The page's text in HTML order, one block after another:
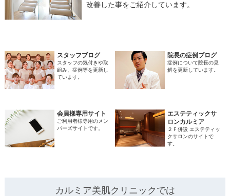
改善した事をご紹介しています。
スタッフブログ
スタッフの気付きや取
組み、症例等を更新し
ています。
院長の症例ブログ
症例について院長の見
解を更新しています。
会員様専用サイト
ご利用者様専用のメン
バーズサイトです。
エステティックサ
ロンカルミア
２Ｆ併設 エステティッ
クサロンのサイトで
す。
カルミア美肌クリニックでは